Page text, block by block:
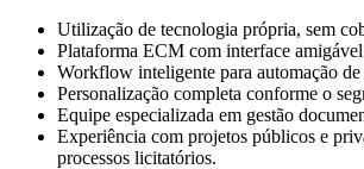
Utilização de tecnologia própria, sem
Plataforma ECM com interface
Workflow inteligente para automação de
Personalização completa conforme o
Equipe especializada em gestão
Experiência com projetos públicos e
processos licitatórios.